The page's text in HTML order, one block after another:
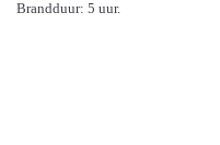
Brandduur: 5 uur.